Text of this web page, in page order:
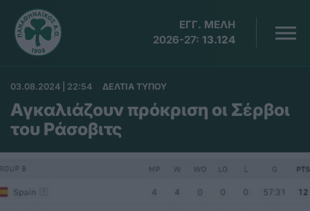
ΕΓΓ. ΜΕΛΗ
2026-27: 13.124
03.08.2024 | 22:54 ΔΕΛΤΙΑ ΤΥΠΟΥ
Αγκαλιάζουν πρόκριση οι Σέρβοι
του Ράσοβιτς